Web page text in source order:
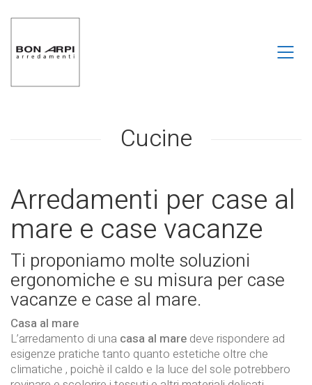
Cucine
Arredamenti per case al
mare e case vacanze
Ti proponiamo molte soluzioni
ergonomiche e su misura per case
vacanze e case al mare.
Casa al mare
L’arredamento di una casa al mare deve rispondere ad
esigenze pratiche tanto quanto estetiche oltre che
climatiche , poichè il caldo e la luce del sole potrebbero